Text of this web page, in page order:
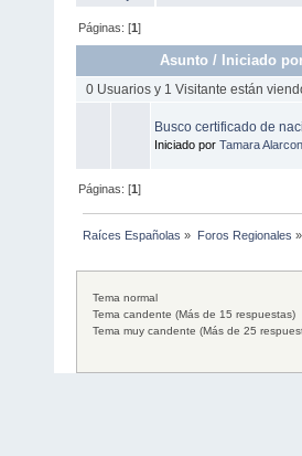
Páginas: [1]
Asunto / Iniciado
0 Usuarios y 1 Visitante están
Busco certificado de
Iniciado por Tamara
Páginas: [1]
Raíces Españolas » Foros Regionales »
Tema normal
Tema candente (Más de 15 respuestas)
Tema muy candente (Más de 25